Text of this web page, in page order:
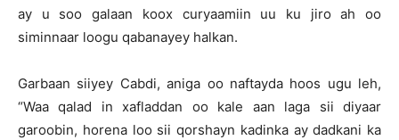
ay u soo galaan koox curyaamiin uu ku jiro ah oo
siminnaar loogu qabanayey halkan.
Garbaan siiyey Cabdi, aniga oo naftayda hoos ugu leh,
“Waa qalad in xafladdan oo kale aan laga sii diyaar
garoobin, horena loo sii qorshayn kadinka ay dadkani ka